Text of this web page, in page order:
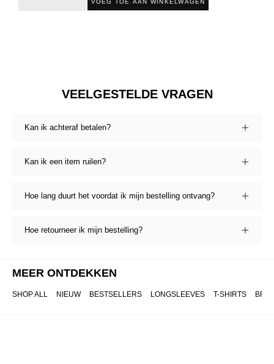
VOEG TOE AAN WINKELWAGEN
VEELGESTELDE VRAGEN
Kan ik achteraf betalen?
Kan ik een item ruilen?
Hoe lang duurt het voordat ik mijn bestelling ontvang?
Hoe retourneer ik mijn bestelling?
MEER ONTDEKKEN
SHOP ALL NIEUW BESTSELLERS LONGSLEEVES T-SHIRTS